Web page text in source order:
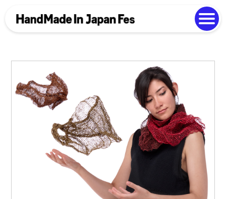
Photo Gallery
EN